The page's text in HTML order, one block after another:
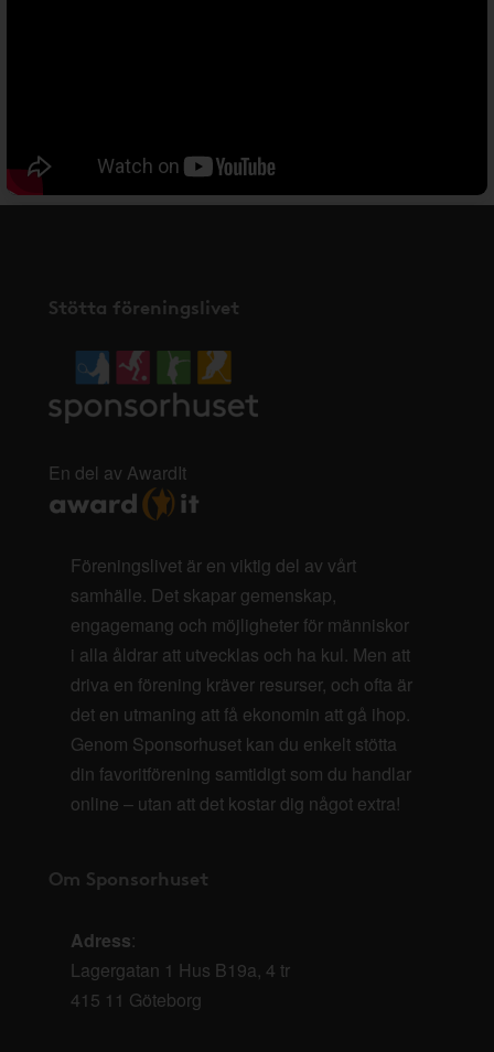
Stötta föreningslivet
En del av AwardIt
Föreningslivet är en viktig del av vårt
samhälle. Det skapar gemenskap,
engagemang och möjligheter för människor
i alla åldrar att utvecklas och ha kul. Men att
driva en förening kräver resurser, och ofta är
det en utmaning att få ekonomin att gå ihop.
Genom Sponsorhuset kan du enkelt stötta
din favoritförening samtidigt som du handlar
online – utan att det kostar dig något extra!
Om Sponsorhuset
Adress:
Lagergatan 1 Hus B19a, 4 tr
415 11 Göteborg